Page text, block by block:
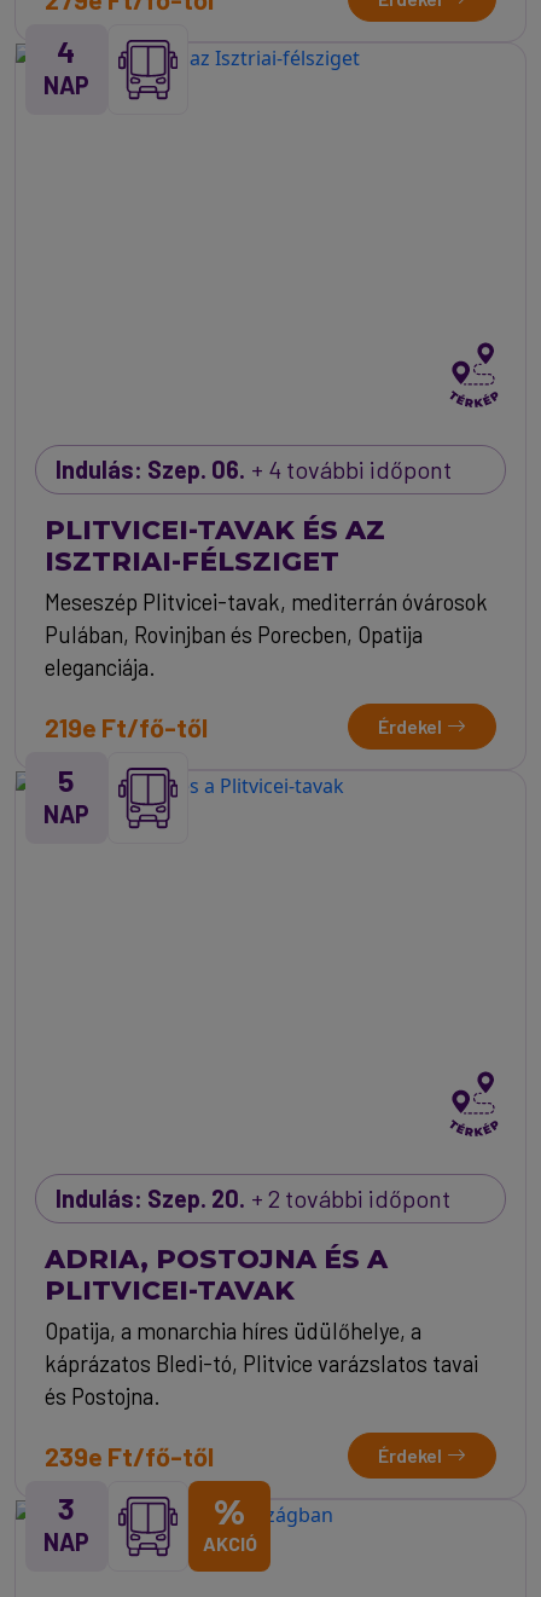
4
NAP
Indulás: Szep. 06. + 4 további időpont
PLITVICEI-TAVAK ÉS AZ
ISZTRIAI-FÉLSZIGET
Meseszép Plitvicei-tavak, mediterrán óvárosok
Pulában, Rovinjban és Porecben, Opatija
eleganciája.
219e Ft/fő-től Érdekel
5
NAP
Indulás: Szep. 20. + 2 további időpont
ADRIA, POSTOJNA ÉS A
PLITVICEI-TAVAK
Opatija, a monarchia híres üdülőhelye, a
káprázatos Bledi-tó, Plitvice varázslatos tavai
és Postojna.
239e Ft/fő-től Érdekel
3
NAP
%
AKCIÓ